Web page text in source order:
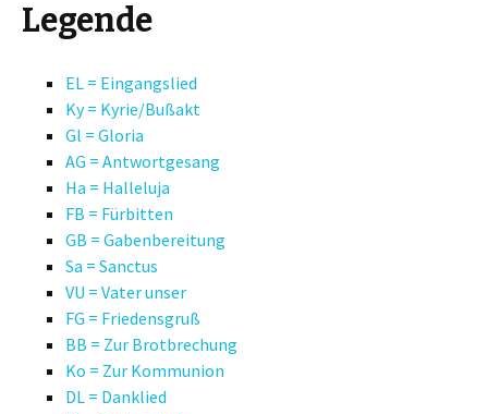
Legende
EL = Eingangslied
Ky = Kyrie/Bußakt
Gl = Gloria
AG = Antwortgesang
Ha = Halleluja
FB = Fürbitten
GB = Gabenbereitung
Sa = Sanctus
VU = Vater unser
FG = Friedensgruß
BB = Zur Brotbrechung
Ko = Zur Kommunion
DL = Danklied